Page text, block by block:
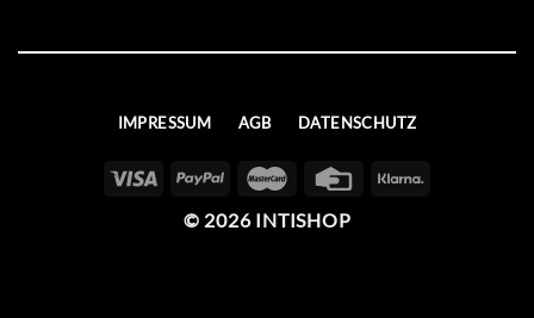
IMPRESSUM AGB DATENSCHUTZ
© 2026 INTISHOP